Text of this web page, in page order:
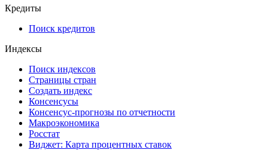
Кредиты
Поиск кредитов
Индексы
Поиск индексов
Страницы стран
Создать индекс
Консенсусы
Консенсус-прогнозы по отчетности
Макроэкономика
Росстат
Виджет: Карта процентных ставок